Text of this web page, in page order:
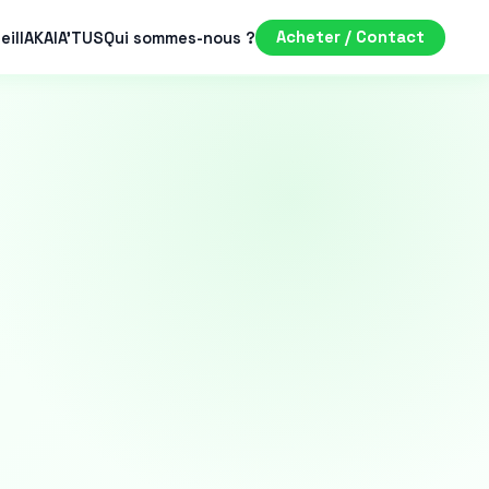
IAKAIA'TUSQui sommes-nous ? Acheter / Contact